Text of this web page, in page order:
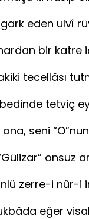
gark
bir katre
hakiki
tetviç
ona, seni
onsuz
gönlü
eğer